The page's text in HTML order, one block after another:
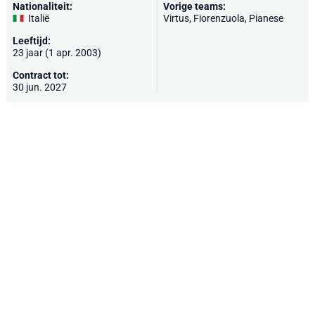
Nationaliteit:
Italië
Leeftijd:
23 jaar (1 apr. 2003)
Contract tot:
30 jun. 2027
Vorige teams:
Virtus, Fiorenzuola, Pianese